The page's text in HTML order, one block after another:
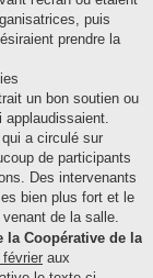
puis
prendre la
un bon soutien ou
applaudissaient.
a circulé sur
de participants
Des intervenants
bien plus fort et le
de la salle.
la Coopérative de la
février aux